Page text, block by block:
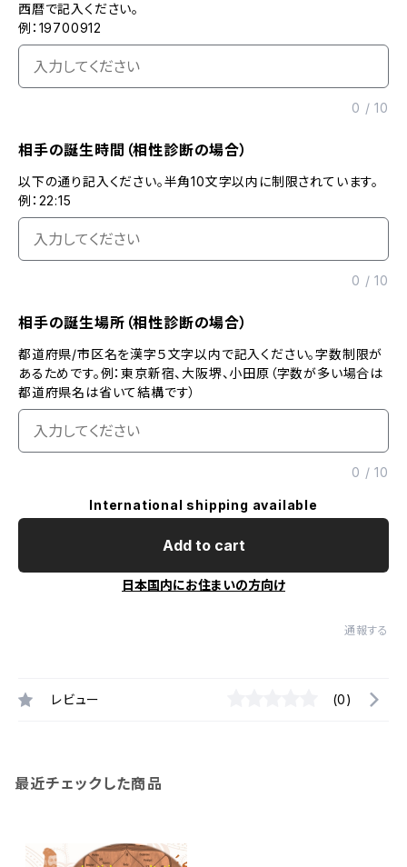
西暦で記入ください。
例：19700912
0 /10
相手の誕生時間（相性診断の場合）
以下の通り記入ください。半角10文字以内に制限されています。
例：22:15
0 /10
相手の誕生場所（相性診断の場合）
都道府県/市区名を漢字５文字以内で記入ください。字数制限が
あるためです。例：東京新宿、大阪堺、小田原（字数が多い場合は
都道府県名は省いて結構です）
0 /10
International shipping available
Add to cart
日本国内にお住まいの方向け
通報する
レビュー (0)
最近チェックした商品